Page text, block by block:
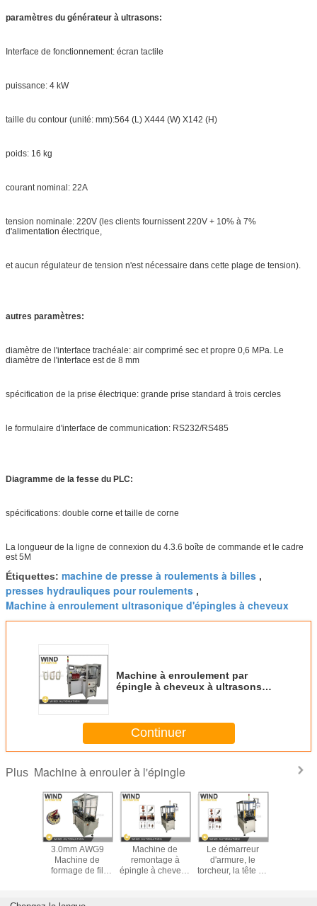
paramètres du générateur à ultrasons:
Interface de fonctionnement: écran tactile
puissance: 4 kW
taille du contour (unité: mm):564 (L) X444 (W) X142 (H)
poids: 16 kg
courant nominal: 22A
tension nominale: 220V (les clients fournissent 220V + 10% à 7%
d'alimentation électrique,
et aucun régulateur de tension n'est nécessaire dans cette plage de tension).
autres paramètres:
diamètre de l'interface trachéale: air comprimé sec et propre 0,6 MPa. Le
diamètre de l'interface est de 8 mm
spécification de la prise électrique: grande prise standard à trois cercles
le formulaire d'interface de communication: RS232/RS485
Diagramme de la fesse du PLC:
spécifications: double corne et taille de corne
La longueur de la ligne de connexion du 4.3.6 boîte de commande et le cadre
est 5M
Étiquettes: machine de presse à roulements à billes ,
presses hydrauliques pour roulements ,
Machine à enroulement ultrasonique d'épingles à cheveux
Machine à enroulement par
épingle à cheveux à ultrasons
Continuer
Plus Machine à enrouler à l'épingle
de fil
3.0mm AWG9
Machine de
formage de fil
d'armatures de
Machine de
remontage à
épingle à cheveux
Le démarreur
d'armure, le
torcheur, la tête de